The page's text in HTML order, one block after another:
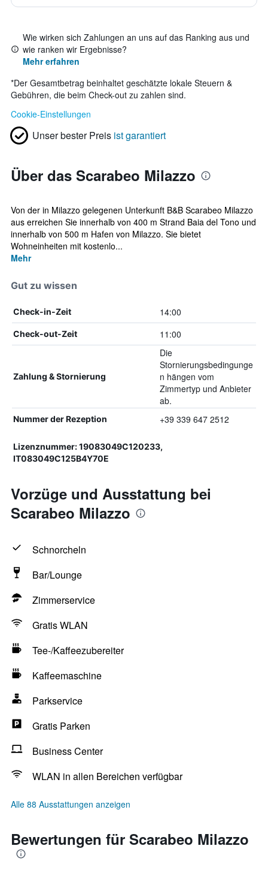
Wie wirken sich Zahlungen an uns auf das Ranking aus und
wie ranken wir Ergebnisse?
Mehr erfahren
*Der Gesamtbetrag beinhaltet geschätzte lokale Steuern &
Gebühren, die beim Check-out zu zahlen sind.
Cookie-Einstellungen
Unser bester Preis ist garantiert
Über das Scarabeo Milazzo
Von der in Milazzo gelegenen Unterkunft B&B Scarabeo Milazzo
aus erreichen Sie innerhalb von 400 m Strand Baia del Tono und
innerhalb von 500 m Hafen von Milazzo. Sie bietet
Wohneinheiten mit kostenlo...
Mehr
Gut zu wissen
Check-in-Zeit 14:00
Check-out-Zeit 11:00
Zahlung & Stornierung
Die
Stornierungsbedingunge
n hängen vom
Zimmertyp und Anbieter
ab.
Nummer der Rezeption +39 339 647 2512
Lizenznummer: 19083049C120233,
IT083049C125B4Y70E
Vorzüge und Ausstattung bei
Scarabeo Milazzo
Schnorcheln
Bar/Lounge
Zimmerservice
Gratis WLAN
Tee-/Kaffeezubereiter
Kaffeemaschine
Parkservice
Gratis Parken
Business Center
WLAN in allen Bereichen verfügbar
Alle 88 Ausstattungen anzeigen
Bewertungen für Scarabeo Milazzo